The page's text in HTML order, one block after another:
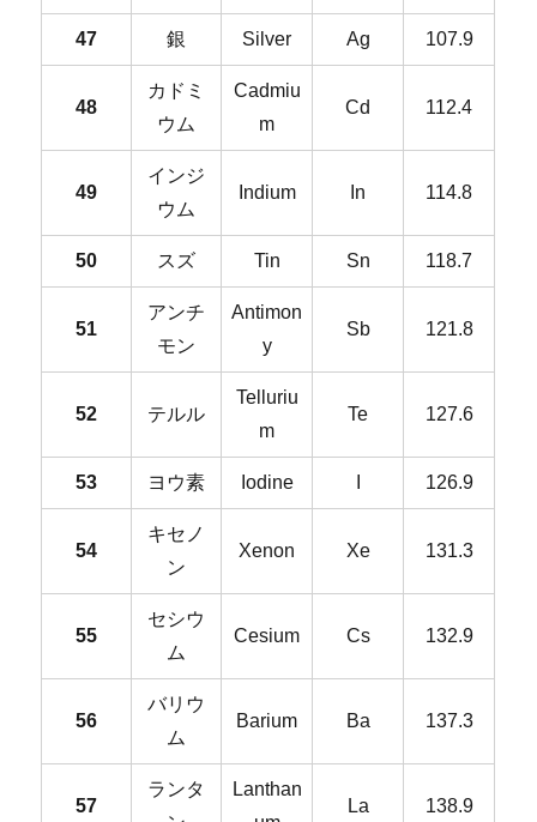
47 銀 Silver Ag 107.9
48
カドミ
ウム
Cadmiu
m
Cd 112.4
49
インジ
ウム
Indium In 114.8
50 スズ Tin Sn 118.7
51
アンチ
モン
Antimon
y
Sb 121.8
52 テルル
Telluriu
m
Te 127.6
53 ヨウ素 Iodine 126.9
54
キセノ
ン
Xenon Xe 131.3
55
セシウ
ム
Cesium Cs 132.9
56
バリウ
ム
Barium Ba 137.3
57
ランタ
Lanthan
La 138.9